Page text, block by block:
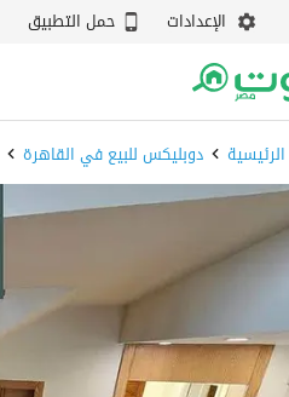
الإعدادات حمل التطبيق
دوبليكس للبيع في القاهرة